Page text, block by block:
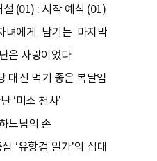
설 (01) : 시작 예식 (01)
녀에게 남기는 마지막
은 사랑이었다
대신 먹기 좋은 복달임
‘미소 천사’
느님의 손
‘유항검 일가’의 십대